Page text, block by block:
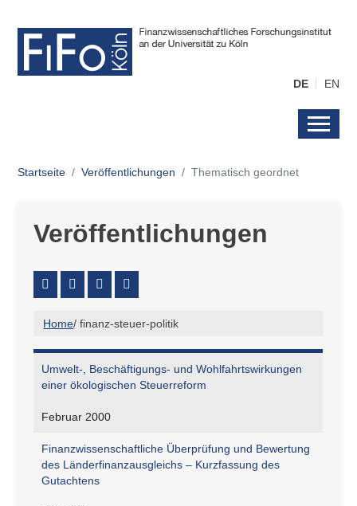
DE EN
Startseite Veröffentlichungen Thematisch geordnet
Veröffentlichungen
Home/ finanz-steuer-politik
Umwelt-, Beschäftigungs- und Wohlfahrtswirkungen
einer ökologischen Steuerreform
Februar 2000
Finanzwissenschaftliche Überprüfung und Bewertung
des Länderfinanzausgleichs – Kurzfassung des
Gutachtens